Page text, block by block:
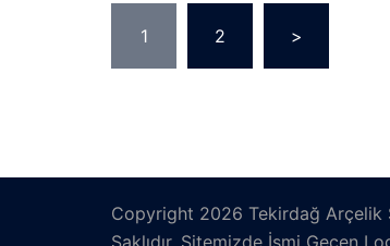
Yazı
sayfalaması
1 2 >
Copyright 2026 Tekirdağ Arçelik
Saklıdır. Sitemizde İsmi Geçen